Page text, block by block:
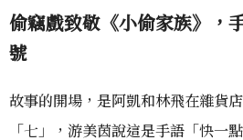
偷竊戲致敬《小偷家族》，
號
故事的開場，是阿凱和林飛在雜貨
「七」，游美茵說這是手語「快一